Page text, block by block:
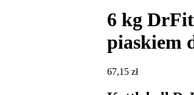
6 kg
piaskiem
67,15 zł